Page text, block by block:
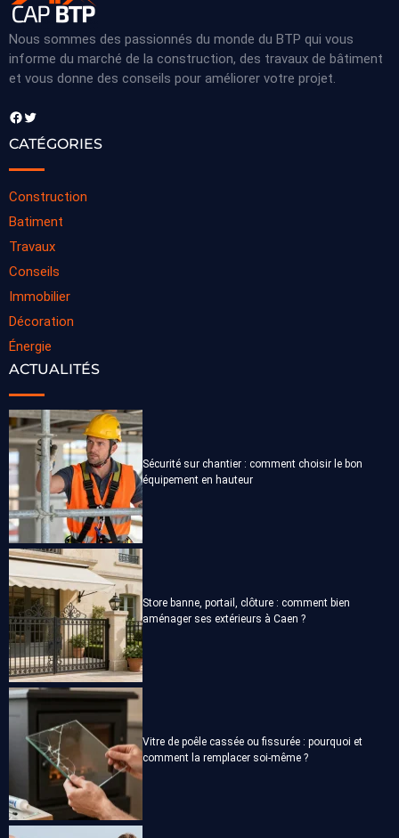
Nous sommes des passionnés du monde du BTP qui vous
informe du marché de la construction, des travaux de bâtiment
et vous donne des conseils pour améliorer votre projet.
Facebook Twitter
CATÉGORIES
Construction
Batiment
Travaux
Conseils
Immobilier
Décoration
Énergie
ACTUALITÉS
Sécurité sur chantier : comment choisir le bon
équipement en hauteur
Store banne, portail, clôture : comment bien
aménager ses extérieurs à Caen ?
Vitre de poêle cassée ou fissurée : pourquoi et
comment la remplacer soi-même ?